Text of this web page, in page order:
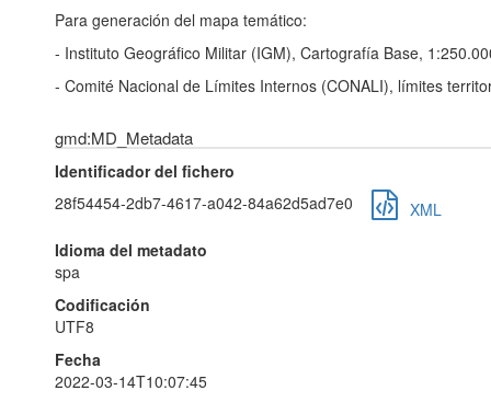
Para generación del mapa temático:
- Instituto Geográfico Militar (IGM), Cartografía Base,
- Comité Nacional de Límites Internos (CONALI), límites
gmd:MD_Metadata
Identificador del fichero
28f54454-2db7-4617-a042-84a62d5ad7e0
XML
Idioma del metadato
spa
Codificación
UTF8
Fecha
2022-03-14T10:07:45